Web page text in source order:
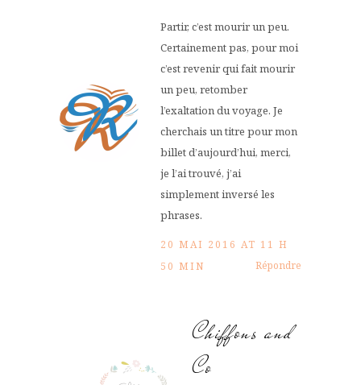
Partir, c’est mourir un peu.
Certainement pas, pour moi
c’est revenir qui fait mourir
un peu, retomber
l’exaltation du voyage. Je
cherchais un titre pour mon
billet d’aujourd’hui, merci,
je l’ai trouvé, j’ai
simplement inversé les
phrases.
20 MAI 2016 AT 11 H
50 MIN
Répondre
Chiffons and
Co